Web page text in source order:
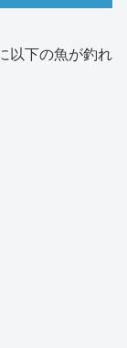
以下の魚が釣れ